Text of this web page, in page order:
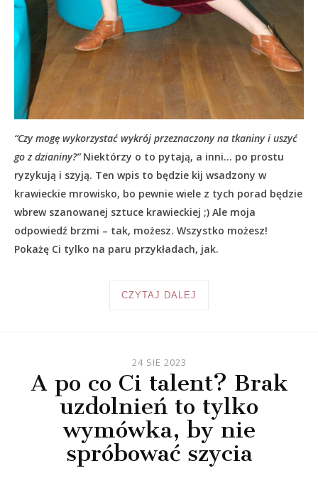
“Czy mogę wykorzystać wykrój przeznaczony na tkaniny i uszyć
go z dzianiny?”Niektórzy o to pytają, a inni… po prostu
ryzykują i szyją. Ten wpis to będzie kij wsadzony w
krawieckie mrowisko, bo pewnie wiele z tych porad będzie
wbrew szanowanej sztuce krawieckiej ;) Ale moja
odpowiedź brzmi – tak, możesz. Wszystko możesz!
Pokażę Ci tylko na paru przykładach, jak.
CZYTAJ DALEJ
24 SIE 2023
A po co Ci talent? Brak
uzdolnień to tylko
wymówka, by nie
spróbować szycia